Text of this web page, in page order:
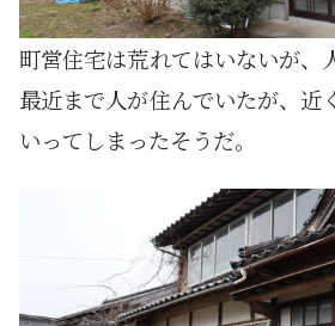
町営住宅は荒れてはいないが、
最近まで人が住んでいたが、近
いってしまったそうだ。